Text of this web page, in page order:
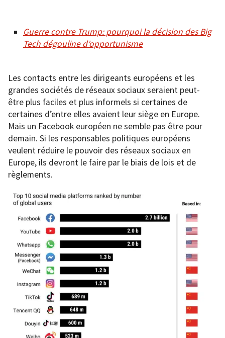
Guerre contre Trump: pourquoi la décision des Big
Tech dégouline d’opportunisme
Les contacts entre les dirigeants européens et les
grandes sociétés de réseaux sociaux seraient peut-
être plus faciles et plus informels si certaines de
certaines d’entre elles avaient leur siège en Europe.
Mais un Facebook européen ne semble pas être pour
demain. Si les responsables politiques européens
veulent réduire le pouvoir des réseaux sociaux en
Europe, ils devront le faire par le biais de lois et de
règlements.